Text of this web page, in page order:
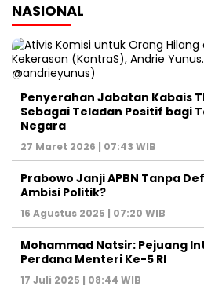
NASIONAL
Penyerahan Jabatan Kabais
Sebagai Teladan Positif bagi
Negara
27 Maret 2026 | 07:43 WIB
Prabowo Janji APBN Tanpa
Ambisi Politik?
16 Agustus 2025 | 07:20 WIB
Mohammad Natsir: Pejuang
Perdana Menteri Ke-5 RI
17 Juli 2025 | 08:44 WIB